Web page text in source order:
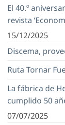
El 40.º
revista
15/12/2025
Discema,
Ruta Tornar
La fábrica de
cumplido 50
07/07/2025